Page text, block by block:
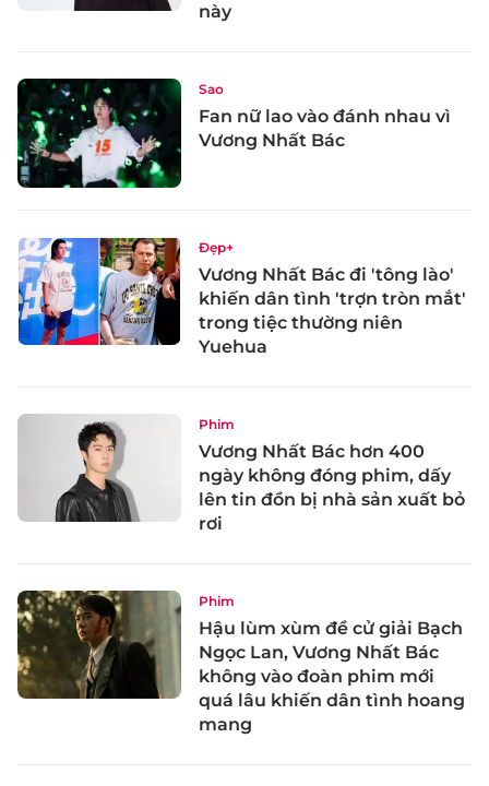
này
Sao
Fan nữ lao vào đánh nhau vì
Vương Nhất Bác
Đẹp+
Vương Nhất Bác đi 'tông lào'
khiến dân tình 'trợn tròn mắt'
trong tiệc thường niên
Yuehua
Phim
Vương Nhất Bác hơn 400
ngày không đóng phim, dấy
lên tin đồn bị nhà sản xuất bỏ
rơi
Phim
Hậu lùm xùm đề cử giải Bạch
Ngọc Lan, Vương Nhất Bác
không vào đoàn phim mới
quá lâu khiến dân tình hoang
mang